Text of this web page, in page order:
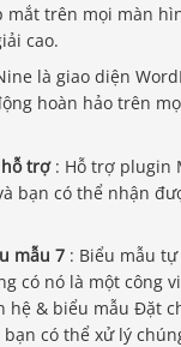
mắt trên mọi màn
cao.
là giao diện
hoàn hảo trên
trợ: Hỗ trợ plugin
bạn có thể nhận
mẫu 7 : Biểu mẫu
có nó là một công
hệ & biểu mẫu Đặt
bạn có thể xử lý